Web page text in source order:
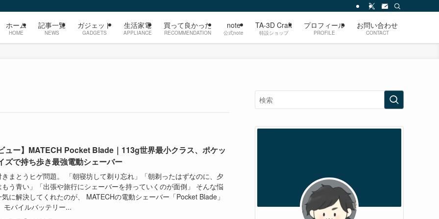
ホーム
HOME
記事一覧
NEWS
ガジェット
GADGETS
生活家電
APPLIANCE
買って良かった
RECOMMENDATION
note
公式note
TA-3D Craft
特設ショップ
プロフィール
PROFILE
お問い合わせ
CONTACT
ュー】MATECH Pocket Blade｜113g世界最小クラス、ポケッ
ズで持ち歩き最強電動シェーバー
まとうヒゲ問題。 「朝寝坊して剃り忘れ」「朝剃ったはずなのに、夕
う青い」「出張や旅行にシェーバーを持っていくのが面倒」 そんな悩
に解決してくれたのが、 MATECHの電動シェーバー「Pocket Blade」
モバイルバッテリー...